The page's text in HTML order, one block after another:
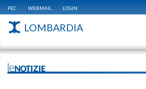
PEC WEBMAIL LOGIN
LOMBARDIA
leNOTIZIE